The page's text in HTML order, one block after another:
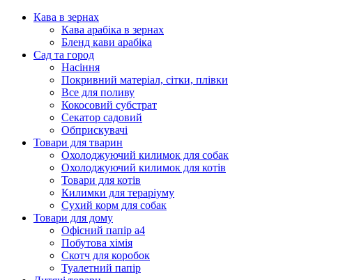
Кава в зернах
Кава арабіка в зернах
Бленд кави арабіка
Сад та город
Насіння
Покривний матеріал, сітки, плівки
Все для поливу
Кокосовий субстрат
Секатор садовий
Обприскувачі
Товари для тварин
Охолоджуючий килимок для собак
Охолоджуючий килимок для котів
Товари для котів
Килимки для тераріуму
Сухий корм для собак
Товари для дому
Офісний папір а4
Побутова хімія
Скотч для коробок
Туалетний папір